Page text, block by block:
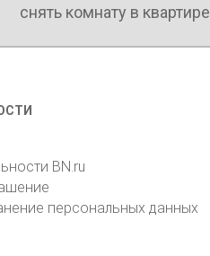
снять комнату в квартире
BN.ru
персональных данных